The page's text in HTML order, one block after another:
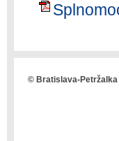
© Bratislava-Petržalka